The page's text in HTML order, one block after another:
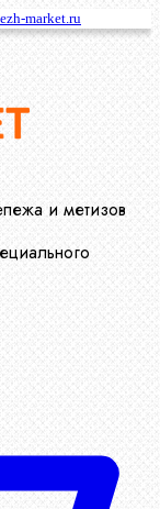
market.ru
и метизов